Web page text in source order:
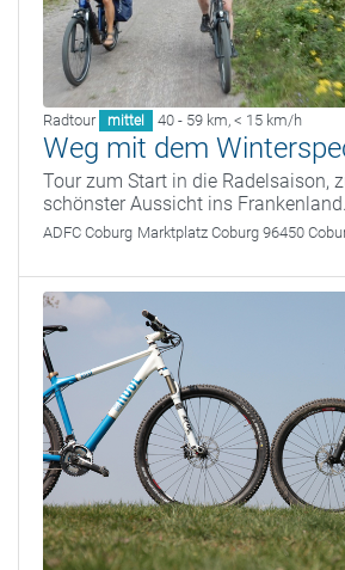
Radtour mittel 40 - 59 km, < 15 km/h
Weg mit dem
Tour zum Start in die Radelsaison,
schönster Aussicht ins Frankenland.
ADFC Coburg Marktplatz Coburg 96450